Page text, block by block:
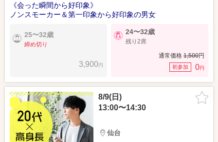
《会った瞬間から好印象》
ノンスモーカー＆第一印象から好印象の男女
25〜32歳
締め切り
3,900円
24〜32歳
残り2席
通常価格 1,500円
初参加 0円
8/9(日)
13:00〜14:30
仙台